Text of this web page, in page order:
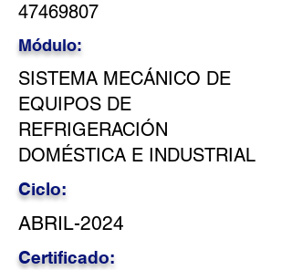
47469807
Módulo:
SISTEMA MECÁNICO DE
EQUIPOS DE
REFRIGERACIÓN
DOMÉSTICA E INDUSTRIAL
Ciclo:
ABRIL-2024
Certificado: